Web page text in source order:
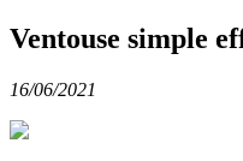
Ventouse simple
16/06/2021